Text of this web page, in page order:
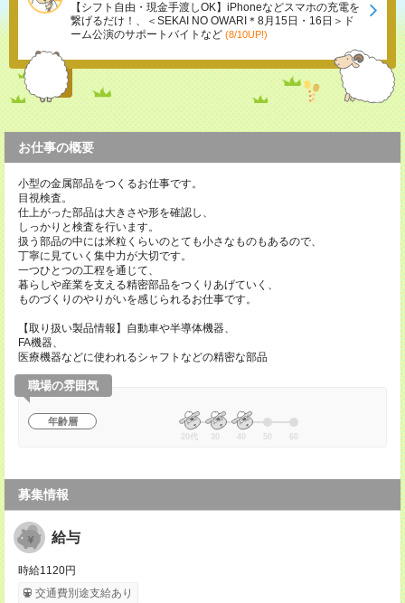
【シフト自由・現金手渡しOK】iPhoneなどスマホの充電を
繋げるだけ！、＜SEKAI NO OWARI＊8月15日・16日＞ド
ーム公演のサポートバイトなど (8/10UP!)
お仕事の概要
小型の金属部品をつくるお仕事です。
目視検査。
仕上がった部品は大きさや形を確認し、
しっかりと検査を行います。
扱う部品の中には米粒くらいのとても小さなものもあるので、
丁寧に見ていく集中力が大切です。
一つひとつの工程を通じて、
暮らしや産業を支える精密部品をつくりあげていく、
ものづくりのやりがいを感じられるお仕事です。
【取り扱い製品情報】自動車や半導体機器、
FA機器、
医療機器などに使われるシャフトなどの精密な部品
職場の雰囲気
年齢層
20代 30 40 50 60
募集情報
給与
時給1120円
交通費別途支給あり